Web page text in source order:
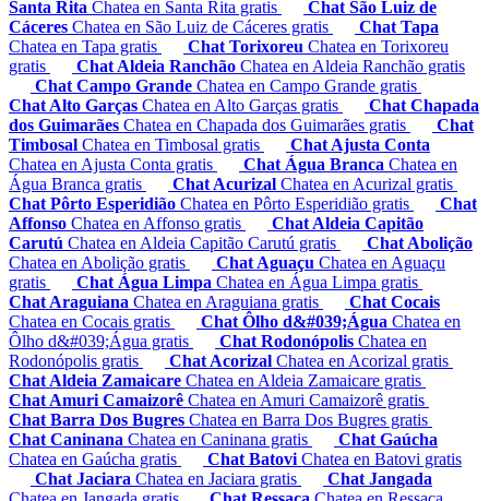
Santa Rita Chatea en Santa Rita gratis
Chat São Luiz de
Cáceres Chatea en São Luiz de Cáceres gratis
Chat Tapa
Chatea en Tapa gratis
Chat Torixoreu Chatea en Torixoreu
gratis
Chat Aldeia Ranchão Chatea en Aldeia Ranchão gratis
Chat Campo Grande Chatea en Campo Grande gratis
Chat Alto Garças Chatea en Alto Garças gratis
Chat Chapada
dos Guimarães Chatea en Chapada dos Guimarães gratis
Chat
Timbosal Chatea en Timbosal gratis
Chat Ajusta Conta
Chatea en Ajusta Conta gratis
Chat Água Branca Chatea en
Água Branca gratis
Chat Acurizal Chatea en Acurizal gratis
Chat Pôrto Esperidião Chatea en Pôrto Esperidião gratis
Chat
Affonso Chatea en Affonso gratis
Chat Aldeia Capitão
Carutú Chatea en Aldeia Capitão Carutú gratis
Chat Abolição
Chatea en Abolição gratis
Chat Aguaçu Chatea en Aguaçu
gratis
Chat Água Limpa Chatea en Água Limpa gratis
Chat Araguiana Chatea en Araguiana gratis
Chat Cocais
Chatea en Cocais gratis
Chat Ôlho d&#039;Água Chatea en
Ôlho d&#039;Água gratis
Chat Rodonópolis Chatea en
Rodonópolis gratis
Chat Acorizal Chatea en Acorizal gratis
Chat Aldeia Zamaicare Chatea en Aldeia Zamaicare gratis
Chat Amuri Camaizorê Chatea en Amuri Camaizorê gratis
Chat Barra Dos Bugres Chatea en Barra Dos Bugres gratis
Chat Caninana Chatea en Caninana gratis
Chat Gaúcha
Chatea en Gaúcha gratis
Chat Batovi Chatea en Batovi gratis
Chat Jaciara Chatea en Jaciara gratis
Chat Jangada